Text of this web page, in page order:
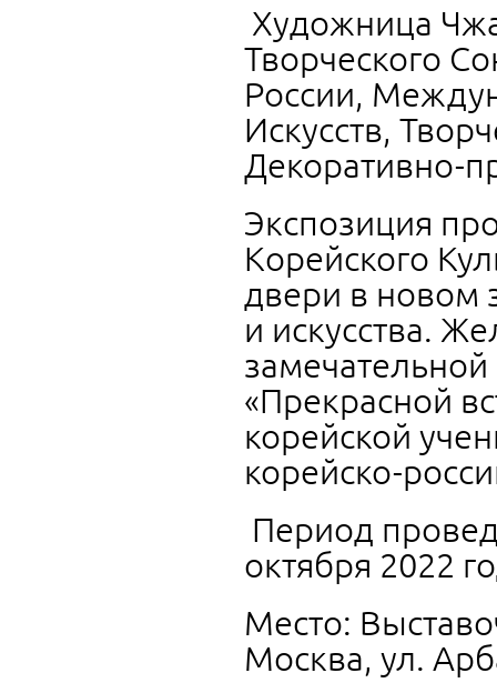
Художница
Творческого
России,
Искусств,
Декоративно-
Экспозиция
Корейского
двери в новом
и искусства.
замечательной
«Прекрасной
корейской
корейско-
Период
октября 2022
Место:
Москва, ул.